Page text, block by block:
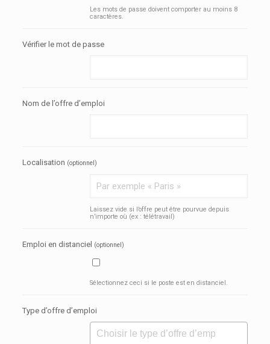
Les mots de passe doivent comporter au moins 8
caractères.
Vérifier le mot de passe
Nom de l’offre d’emploi
Localisation (optionnel)
Laissez vide si l’offre peut être pourvue depuis
n’importe où (ex : télétravail)
Emploi en distanciel (optionnel)
Sélectionnez ceci si le poste est en distanciel.
Type d’offre d’emploi